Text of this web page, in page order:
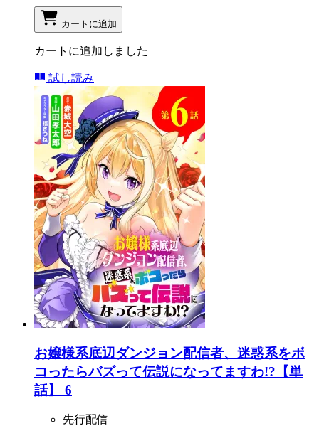
カートに追加
カートに追加しました
試し読み
お嬢様系底辺ダンジョン配信者、迷惑系をボ
コったらバズって伝説になってますわ!?【単
話】 6
先行配信